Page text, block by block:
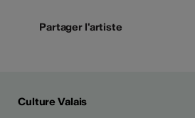
Partager l'artiste
Culture Valais